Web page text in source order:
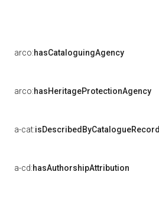
arco:hasCataloguingAgency
arco:hasHeritageProtectionAgency
a-cat:isDescribedByCatalogueRecord
a-cd:hasAuthorshipAttribution